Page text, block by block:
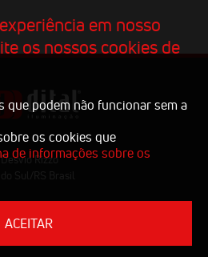
Rizzo
Sul/RS Brasil
em nosso
os nossos cookies de
que podem não funcionar sem a
os cookies que
de informações sobre os
ACEITAR